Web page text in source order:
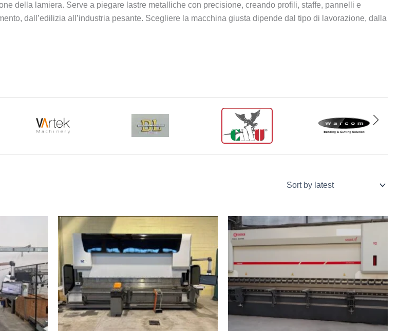
della lamiera. Serve a piegare lastre metalliche con precisione, creando profili, staffe, pannelli e
dall’edilizia all’industria pesante. Scegliere la macchina giusta dipende dal tipo di lavorazione, dalla
Funziona attraverso un sistema di cilindri idraulici che generano la forza necessaria a deformare la
flessibilità operativa e riesce a gestire spessori elevati e materiali difficili senza perdere precisione.
di piega importanti. La manutenzione è relativamente semplice e i costi di gestione nel tempo
industriali strutturati.
industriale. Il movimento è gestito da servomotori elettrici che garantiscono una ripetibilità millimetrica e
energia, produce meno rumore e richiede una manutenzione ridotta, dato che elimina l’olio idraulico
costante e la velocità di ciclo fanno la differenza. Chi lavora su componenti ad alta tolleranza o in